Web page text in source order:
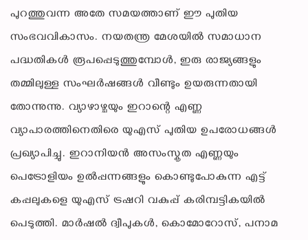
പുറത്തുവന്ന അതേ സമയത്താണ് ഈ പുതിയ
സംഭവവികാസം. നയതന്ത്ര മേശയിൽ സമാധാന
പദ്ധതികൾ രൂപപ്പെടുത്തുമ്പോൾ, ഇരു രാജ്യങ്ങളും
തമ്മിലുള്ള സംഘർഷങ്ങൾ വീണ്ടും ഉയരുന്നതായി
തോന്നുന്നു. വ്യാഴാഴ്ചയും ഇറാന്റെ എണ്ണ
വ്യാപാരത്തിനെതിരെ യുഎസ് പുതിയ ഉപരോധങ്ങൾ
പ്രഖ്യാപിച്ചു. ഇറാനിയൻ അസംസ്കൃത എണ്ണയും
പെട്രോളിയം ഉൽപ്പന്നങ്ങളും കൊണ്ടുപോകുന്ന എട്ട്
കപ്പലുകളെ യുഎസ് ട്രഷറി വകുപ്പ് കരിമ്പട്ടികയിൽ
പെടുത്തി. മാർഷൽ ദ്വീപുകൾ, കൊമോറോസ്, പനാമ